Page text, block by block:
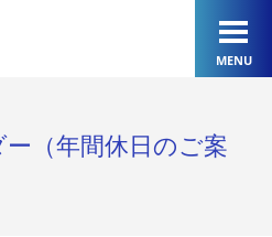
MENU
（年間休日のご案